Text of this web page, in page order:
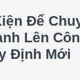
Để
Lên
Định Mới